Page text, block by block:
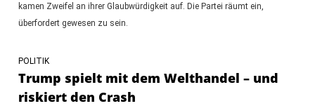
kamen Zweifel an ihrer Glaubwürdigkeit auf. Die Partei räumt ein,
überfordert gewesen zu sein.
POLITIK
Trump spielt mit dem Welthandel – und
riskiert den Crash